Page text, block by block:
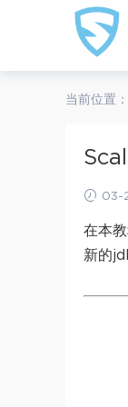
当前位置：
03-
在本
新的